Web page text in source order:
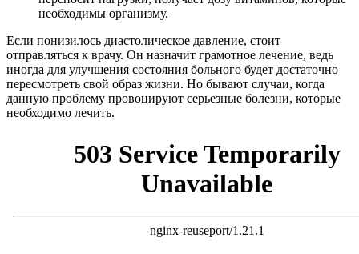
необходимы организму.
Если понизилось диастолическое давление, стоит
отправляться к врачу. Он назначит грамотное лечение, ведь
иногда для улучшения состояния больного будет достаточно
пересмотреть свой образ жизни. Но бывают случаи, когда
данную проблему провоцируют серьезные болезни, которые
необходимо лечить.